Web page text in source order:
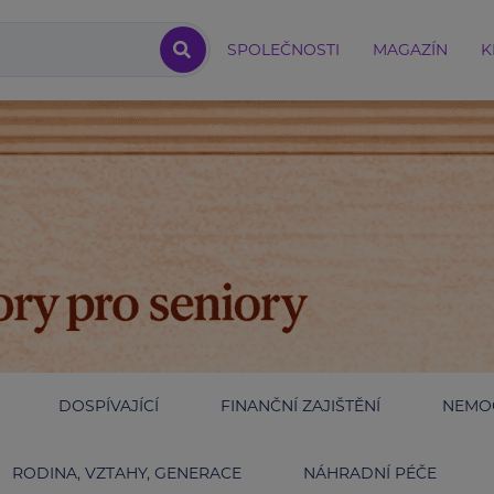
SPOLEČNOSTI MAGAZÍN
DOSPÍVAJÍCÍ FINANČNÍ ZAJIŠTĚNÍ
RODINA, VZTAHY, GENERACE NÁHRADNÍ PÉČE